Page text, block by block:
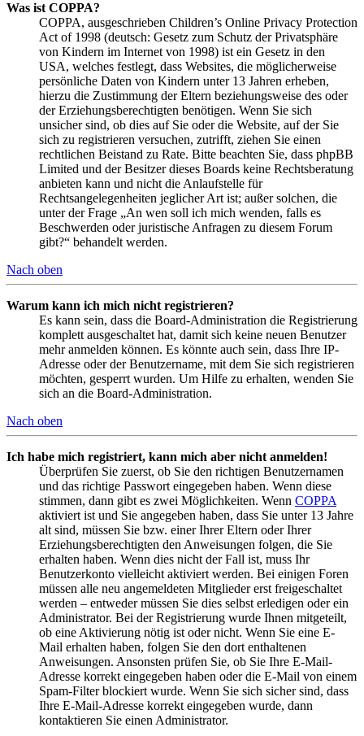
Was ist COPPA?
COPPA, ausgeschrieben Children’s Online Privacy Protection
Act of 1998 (deutsch: Gesetz zum Schutz der Privatsphäre
von Kindern im Internet von 1998) ist ein Gesetz in den
USA, welches festlegt, dass Websites, die möglicherweise
persönliche Daten von Kindern unter 13 Jahren erheben,
hierzu die Zustimmung der Eltern beziehungsweise des oder
der Erziehungsberechtigten benötigen. Wenn Sie sich
unsicher sind, ob dies auf Sie oder die Website, auf der Sie
sich zu registrieren versuchen, zutrifft, ziehen Sie einen
rechtlichen Beistand zu Rate. Bitte beachten Sie, dass phpBB
Limited und der Besitzer dieses Boards keine Rechtsberatung
anbieten kann und nicht die Anlaufstelle für
Rechtsangelegenheiten jeglicher Art ist; außer solchen, die
unter der Frage „An wen soll ich mich wenden, falls es
Beschwerden oder juristische Anfragen zu diesem Forum
gibt?“ behandelt werden.
Nach oben
Warum kann ich mich nicht registrieren?
Es kann sein, dass die Board-Administration die Registrierung
komplett ausgeschaltet hat, damit sich keine neuen Benutzer
mehr anmelden können. Es könnte auch sein, dass Ihre IP-
Adresse oder der Benutzername, mit dem Sie sich registrieren
möchten, gesperrt wurden. Um Hilfe zu erhalten, wenden Sie
sich an die Board-Administration.
Nach oben
Ich habe mich registriert, kann mich aber nicht anmelden!
Überprüfen Sie zuerst, ob Sie den richtigen Benutzernamen
und das richtige Passwort eingegeben haben. Wenn diese
stimmen, dann gibt es zwei Möglichkeiten. Wenn COPPA
aktiviert ist und Sie angegeben haben, dass Sie unter 13 Jahre
alt sind, müssen Sie bzw. einer Ihrer Eltern oder Ihrer
Erziehungsberechtigten den Anweisungen folgen, die Sie
erhalten haben. Wenn dies nicht der Fall ist, muss Ihr
Benutzerkonto vielleicht aktiviert werden. Bei einigen Foren
müssen alle neu angemeldeten Mitglieder erst freigeschaltet
werden – entweder müssen Sie dies selbst erledigen oder ein
Administrator. Bei der Registrierung wurde Ihnen mitgeteilt,
ob eine Aktivierung nötig ist oder nicht. Wenn Sie eine E-
Mail erhalten haben, folgen Sie den dort enthaltenen
Anweisungen. Ansonsten prüfen Sie, ob Sie Ihre E-Mail-
Adresse korrekt eingegeben haben oder die E-Mail von einem
Spam-Filter blockiert wurde. Wenn Sie sich sicher sind, dass
Ihre E-Mail-Adresse korrekt eingegeben wurde, dann
kontaktieren Sie einen Administrator.